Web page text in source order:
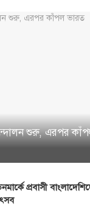
শুরু, এরপর
প্রবাসী